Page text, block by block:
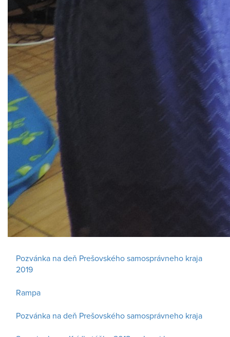
Pozvánka na deň Prešovského samosprávneho kraja
2019
Rampa
Pozvánka na deň Prešovského samosprávneho kraja